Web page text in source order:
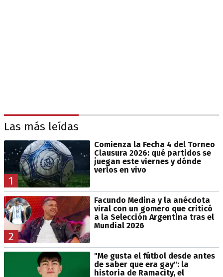
Las más leídas
1
Comienza la Fecha 4 del Torneo
Clausura 2026: qué partidos se
juegan este viernes y dónde
verlos en vivo
2
Facundo Medina y la anécdota
viral con un gomero que criticó
a la Selección Argentina tras el
Mundial 2026
"Me gusta el fútbol desde antes
de saber que era gay": la
historia de Ramacity, el